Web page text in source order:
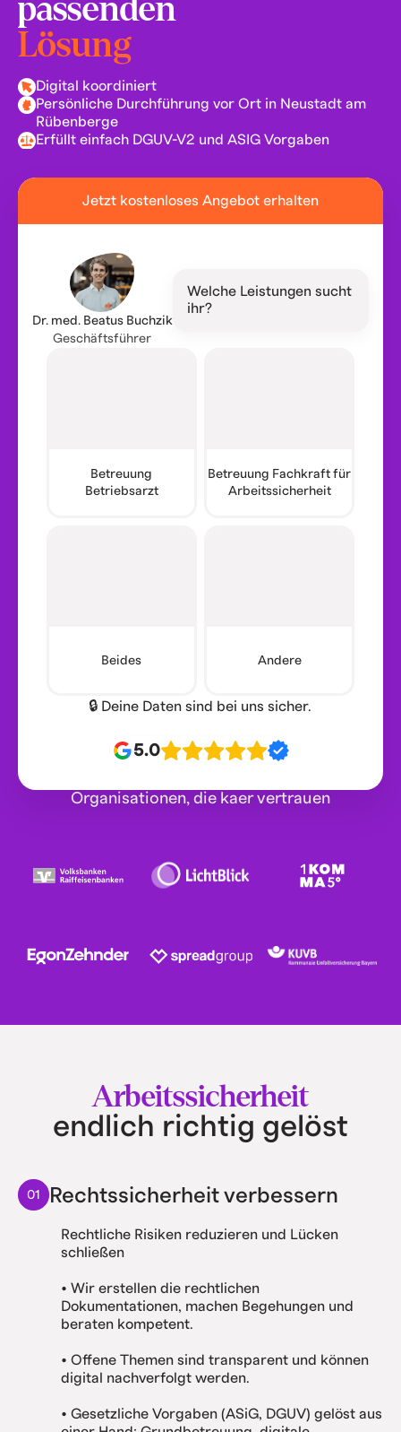
passenden
Lösung
Digital koordiniert
Persönliche Durchführung vor Ort in Neustadt am
Rübenberge
Erfüllt einfach DGUV-V2 und ASIG Vorgaben
Jetzt kostenloses Angebot erhalten
Dr. med. Beatus Buchzik
Geschäftsführer
Welche Leistungen sucht
ihr?
Betreuung
Betriebsarzt
Betreuung Fachkraft für
Arbeitssicherheit
Beides Andere
🔒 Deine Daten sind bei uns sicher.
5.0
Organisationen, die kaer vertrauen
Arbeitssicherheit
endlich richtig gelöst
01 Rechtssicherheit verbessern
Rechtliche Risiken reduzieren und Lücken
schließen
• Wir erstellen die rechtlichen
Dokumentationen, machen Begehungen und
beraten kompetent.
• Offene Themen sind transparent und können
digital nachverfolgt werden.
• Gesetzliche Vorgaben (ASiG, DGUV) gelöst aus